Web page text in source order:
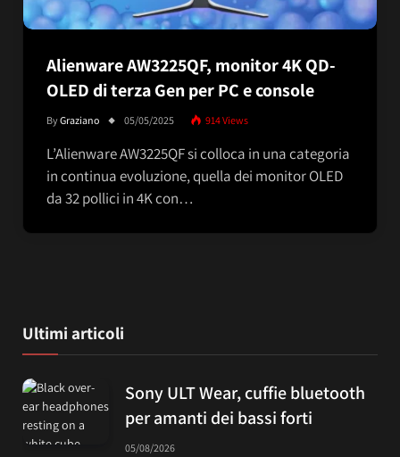
Alienware AW3225QF, monitor 4K QD-
OLED di terza Gen per PC e console
ByGraziano 05/05/2025 914Views
L’Alienware AW3225QF si colloca in una categoria
in continua evoluzione, quella dei monitor OLED
da 32 pollici in 4K con…
Ultimi articoli
Sony ULT Wear, cuffie bluetooth
per amanti dei bassi forti
05/08/2026